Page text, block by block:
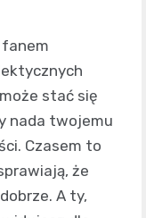
stać się
nada twojemu
Czasem to
że
A ty,